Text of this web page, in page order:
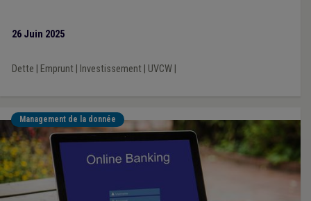
26 Juin 2025
Dette Emprunt| Investissement| UVCW|
Management de la donnée